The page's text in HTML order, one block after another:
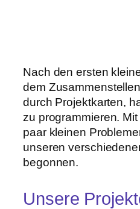
Nach den ersten
dem
durch Projektkarten,
zu programmieren.
paar kleinen
unseren
begonnen.
Unsere